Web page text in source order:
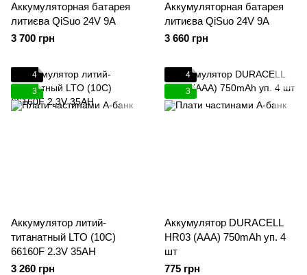
Аккумуляторная батарея
литиєва QiSuo 24V 9A
3 700 грн
Аккумуляторная батарея
литиєва QiSuo 24V 9A
3 660 грн
4
3
Аккумулятор литий-
титанатный LTO (10С)
66160F 2.3V 35AH
3 260 грн
4
3
Аккумулятор DURACELL
HR03 (AAA) 750mAh уп. 4
шт
775 грн